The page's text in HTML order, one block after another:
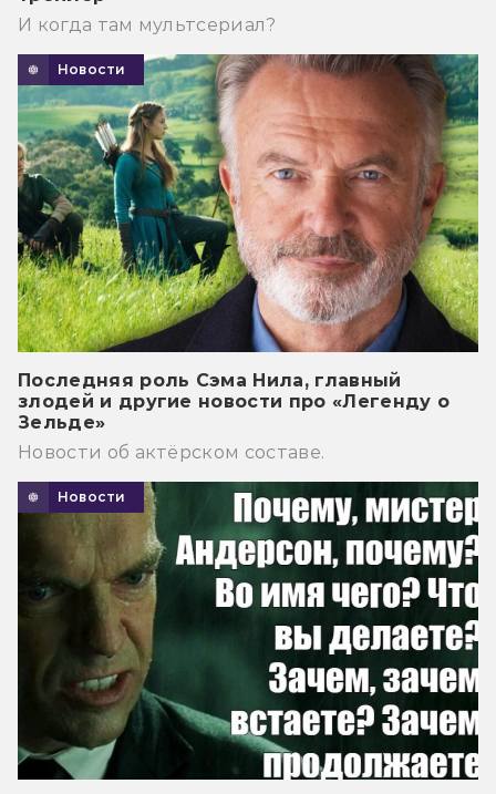
И когда там мультсериал?
Новости
Последняя роль Сэма Нила, главный
злодей и другие новости про «Легенду о
Зельде»
Новости об актёрском составе.
Новости